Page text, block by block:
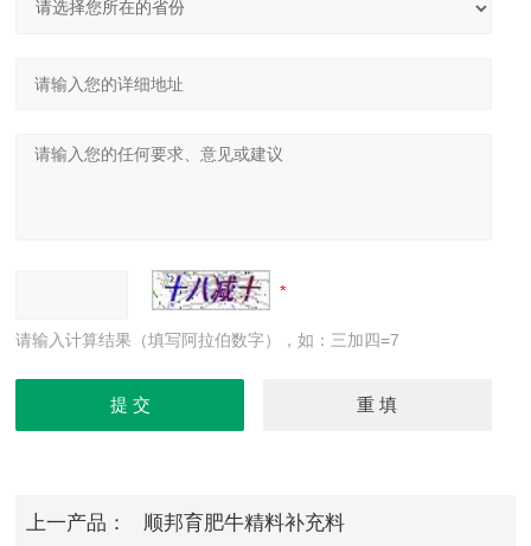
请输入计算结果（填写阿拉伯数字），如：三加四=7
上一产品： 顺邦育肥牛精料补充料